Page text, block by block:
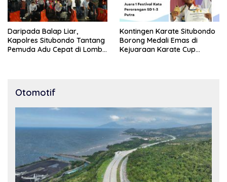
Daripada Balap Liar,
Kapolres Situbondo Tantang
Pemuda Adu Cepat di Lomba
Kontingen Karate Situbondo
Borong Medali Emas di
Kejuaraan Karate Cup
Otomotif